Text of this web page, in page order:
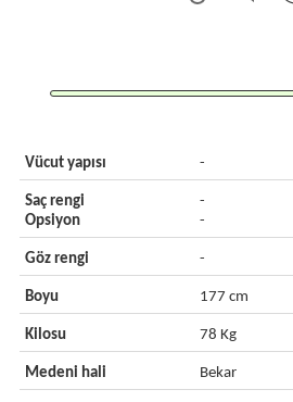
Vücut yapısı -
Saç rengi
Opsiyon
-
-
Göz rengi -
Boyu 177 cm
Kilosu 78 Kg
Medeni hali Bekar